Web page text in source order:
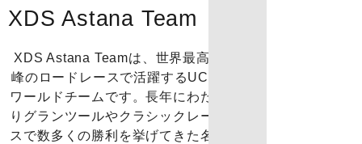
XDS Astana Team​
XDS Astana Teamは、世界最高
峰のロードレースで活躍するUCI
ワールドチームです。長年にわた
りグランツールやクラシックレー
スで数多くの勝利を挙げてきた名